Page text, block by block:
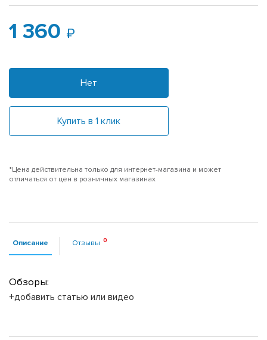
1 360
Нет
Купить в 1 клик
*Цена действительна только для интернет-магазина и может
отличаться от цен в розничных магазинах
Описание Отзывы
Обзоры:
+добавить статью или видео